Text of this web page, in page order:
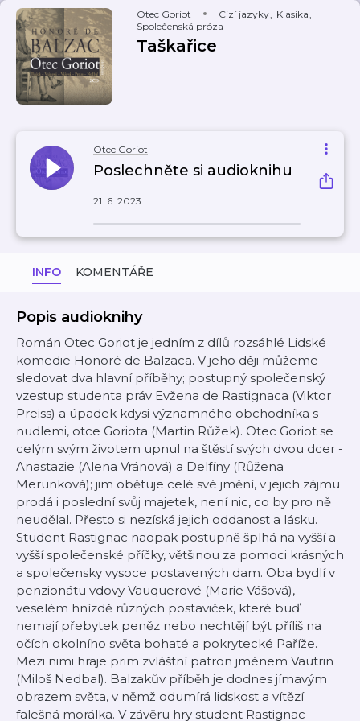
Otec Goriot Cizí jazyky, Klasika,
Společenská próza
Taškařice
Otec Goriot
Poslechněte si audioknihu
21. 6. 2023
INFO KOMENTÁŘE
Popis audioknihy
Román Otec Goriot je jedním z dílů rozsáhlé Lidské
komedie Honoré de Balzaca. V jeho ději můžeme
sledovat dva hlavní příběhy; postupný společenský
vzestup studenta práv Evžena de Rastignaca (Viktor
Preiss) a úpadek kdysi významného obchodníka s
nudlemi, otce Goriota (Martin Růžek). Otec Goriot se
celým svým životem upnul na štěstí svých dvou dcer -
Anastazie (Alena Vránová) a Delfíny (Růžena
Merunková); jim obětuje celé své jmění, v jejich zájmu
prodá i poslední svůj majetek, není nic, co by pro ně
neudělal. Přesto si nezíská jejich oddanost a lásku.
Student Rastignac naopak postupně šplhá na vyšší a
vyšší společenské příčky, většinou za pomoci krásných
a společensky vysoce postavených dam. Oba bydlí v
penzionátu vdovy Vauquerové (Marie Vášová),
veselém hnízdě různých postaviček, které buď
nemají přebytek peněz nebo nechtějí být příliš na
očích okolního světa bohaté a pokrytecké Paříže.
Mezi nimi hraje prim zvláštní patron jménem Vautrin
(Miloš Nedbal). Balzakův příběh je dodnes jímavým
obrazem světa, v němž odumírá lidskost a vítězí
falešná morálka. V závěru hry student Rastignac